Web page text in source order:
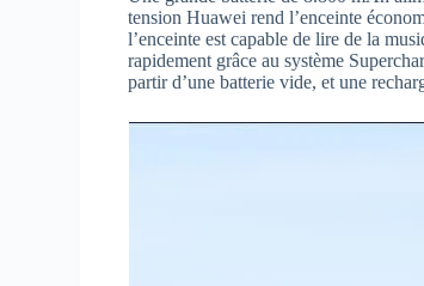
tension Huawei rend l’enceinte
l’enceinte est capable de lire de la
rapidement grâce au système
partir d’une batterie vide, et une